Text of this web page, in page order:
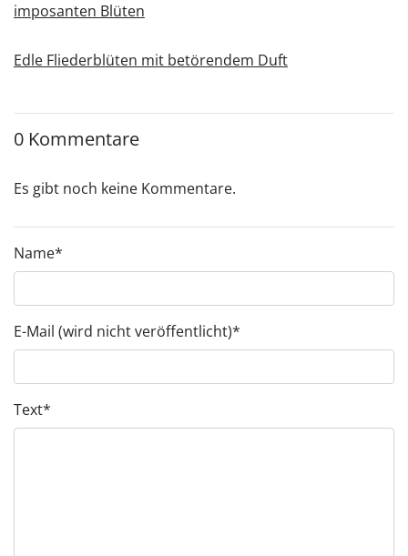
imposanten Blüten
Edle Fliederblüten mit betörendem Duft
0 Kommentare
Es gibt noch keine Kommentare.
Name*
E-Mail (wird nicht veröffentlicht)*
Text*